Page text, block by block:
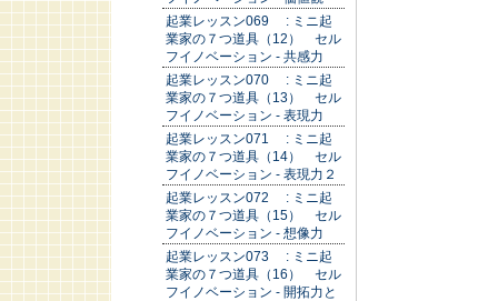
起業レッスン069 : ミニ起
業家の７つ道具（12） セル
フイノベーション - 共感力
起業レッスン070 : ミニ起
業家の７つ道具（13） セル
フイノベーション - 表現力
起業レッスン071 : ミニ起
業家の７つ道具（14） セル
フイノベーション - 表現力２
起業レッスン072 : ミニ起
業家の７つ道具（15） セル
フイノベーション - 想像力
起業レッスン073 : ミニ起
業家の７つ道具（16） セル
フイノベーション - 開拓力と